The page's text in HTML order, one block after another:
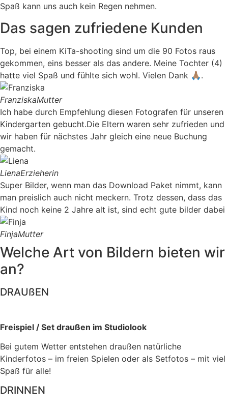
Spaß kann uns auch kein Regen nehmen.
Das sagen zufriedene Kunden
Top, bei einem KiTa-shooting sind um die 90 Fotos raus
gekommen, eins besser als das andere. Meine Tochter (4)
hatte viel Spaß und fühlte sich wohl. Vielen Dank 🙏🏽.
FranziskaMutter
Ich habe durch Empfehlung diesen Fotografen für unseren
Kindergarten gebucht.Die Eltern waren sehr zufrieden und
wir haben für nächstes Jahr gleich eine neue Buchung
gemacht.
LienaErzieherin
Super Bilder, wenn man das Download Paket nimmt, kann
man preislich auch nicht meckern. Trotz dessen, dass das
Kind noch keine 2 Jahre alt ist, sind echt gute bilder dabei
FinjaMutter
Welche Art von Bildern bieten wir
an?
DRAUßEN
Freispiel / Set draußen im Studiolook
Bei gutem Wetter entstehen draußen natürliche
Kinderfotos – im freien Spielen oder als Setfotos – mit viel
Spaß für alle!
DRINNEN